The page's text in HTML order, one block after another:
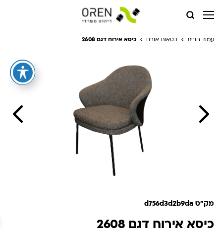
עמוד הבית כסאות אורח כיסא אירוח דגם 2608
מק"ט d756d3d2b9da
כיסא אירוח דגם 2608